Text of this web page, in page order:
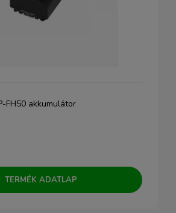
FH50 akkumulátor
TERMÉK ADATLAP